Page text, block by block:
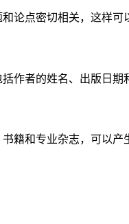
论点密切相关，这样可
作者的姓名、出版日
籍和专业杂志，可以产